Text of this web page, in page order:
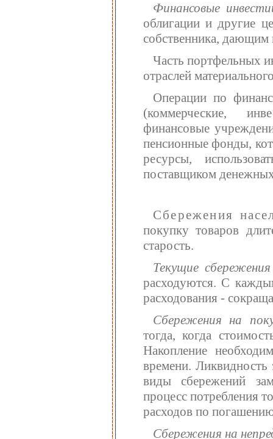
Финансовые
облигации и другие
собственника, дающим
Часть портфельных
отраслей
Операции по
(коммерческие,
финансовые
пенсионные фонды,
ресурсы,
поставщиком денежных
Сбережения
покупку товаров
старость.
Текущие сбережения
расходуются. С
расходования -
Сбережения на
тогда, когда
Накопление
времени.
виды сбережений
процесс потребления
расходов по
Сбережения на